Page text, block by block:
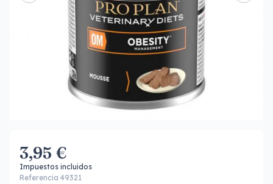
3,95 €
Impuestos incluidos
Referencia 49321